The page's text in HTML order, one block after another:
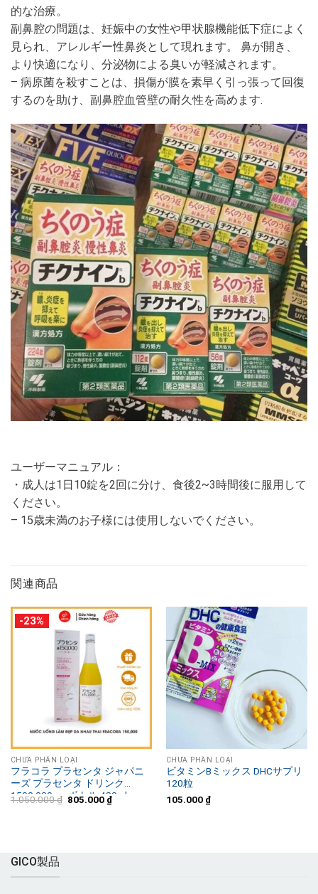
的な治療。
副鼻腔の問題は、妊娠中の女性や甲状腺機能低下症によく
見られ、アレルギー性鼻炎として現れます。 鼻が開き、
より快適になり、分泌物による臭いが軽減されます。
– 病原菌を殺すことは、損傷が膜を素早く引っ張って回復
するのを助け、副鼻腔血管壁の耐久性を高めます.
ユーザーマニュアル：
・成人は1日10錠を2回に分け、食後2~3時間後に服用して
ください。
– 15歳未満のお子様には使用しないでください。
関連商品
-23%
CHƯA PHÂN LOẠI
フラコラ プラセンタ ジャパニ
ーズ プラセンタ ドリンク
1500,000mg ボトル 480ml
1.050.000₫ 元
805.000 ₫現
在
CHƯA PHÂN LOẠI
ビタミンBミックス DHCサプリ
120粒
105.000 ₫
GICO製品